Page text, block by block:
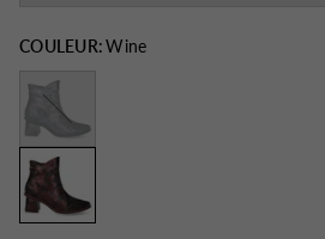
COULEUR:Wine
Bleu